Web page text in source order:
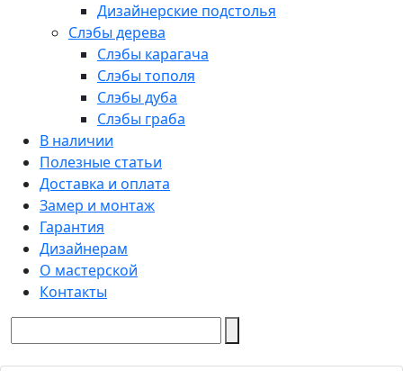
Дизайнерские подстолья
Слэбы дерева
Слэбы карагача
Слэбы тополя
Слэбы дуба
Слэбы граба
В наличии
Полезные статьи
Доставка и оплата
Замер и монтаж
Гарантия
Дизайнерам
О мастерской
Контакты